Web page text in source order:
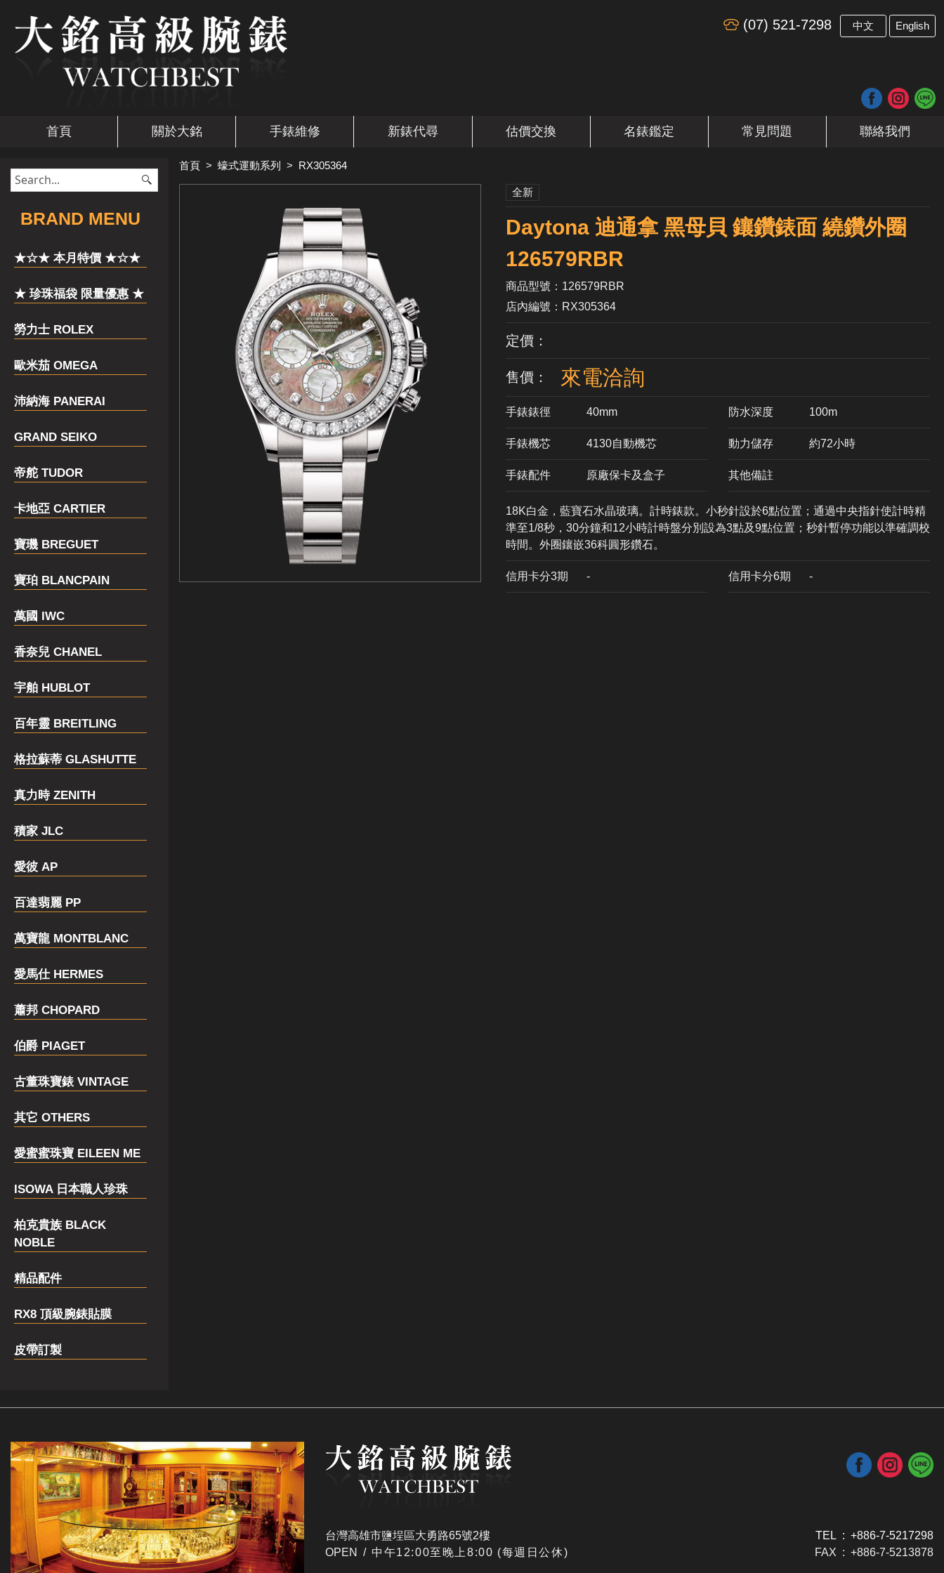
(07) 521-7298 中文 English
首頁 關於大銘 手錶維修 新錶代尋 估價交換 名錶鑑定 常見問題 聯絡我們
​BRAND MENU
★☆★ 本月特價 ★☆★
★ 珍珠福袋 限量優惠 ★
勞力士 ROLEX
歐米茄 OMEGA
沛納海 PANERAI
GRAND SEIKO
帝舵 TUDOR
卡地亞 CARTIER
寶璣 BREGUET
寶珀 BLANCPAIN
萬國 IWC
香奈兒 CHANEL
宇舶 HUBLOT
百年靈 BREITLING
格拉蘇蒂 GLASHUTTE
真力時 ZENITH
積家 JLC
愛彼 AP
百達翡麗 PP
萬寶龍 MONTBLANC
愛馬仕 HERMES
蕭邦 CHOPARD
伯爵 PIAGET
古董珠寶錶 VINTAGE
其它 OTHERS
愛蜜蜜珠寶 EILEEN ME
ISOWA 日本職人珍珠
柏克貴族 BLACK
NOBLE
精品配件
RX8 頂級腕錶貼膜
皮帶訂製
首頁 > 蠔式運動系列 > RX305364
全新
Daytona 迪通拿 黑母貝 鑲鑽錶面 繞鑽外圈
126579RBR
商品型號：126579RBR
店內編號：RX305364
定價：
售價： 來電洽詢
手錶錶徑 40mm 防水深度 100m
手錶機芯 ​4130自動機芯 動力儲存 約72小時
手錶配件 原廠保卡及盒子 其他備註
18K白金，藍寶石水晶玻璃。計時錶款。小秒針設於6點位置；通過中央指針使計時精
準至1/8秒，30分鐘和12小時計時盤分別設為3點及9點位置；秒針暫停功能以準確調校
時間。外圈鑲嵌36科圓形鑽石。
信用卡分3期 ​- 信用卡分6期 -
台灣高雄市鹽埕區大勇路65號2樓
OPEN / ​中午12:00至晚上8:00 (每週日公休)
TEL : +886-7-5217298
FAX : +886-7-5213878